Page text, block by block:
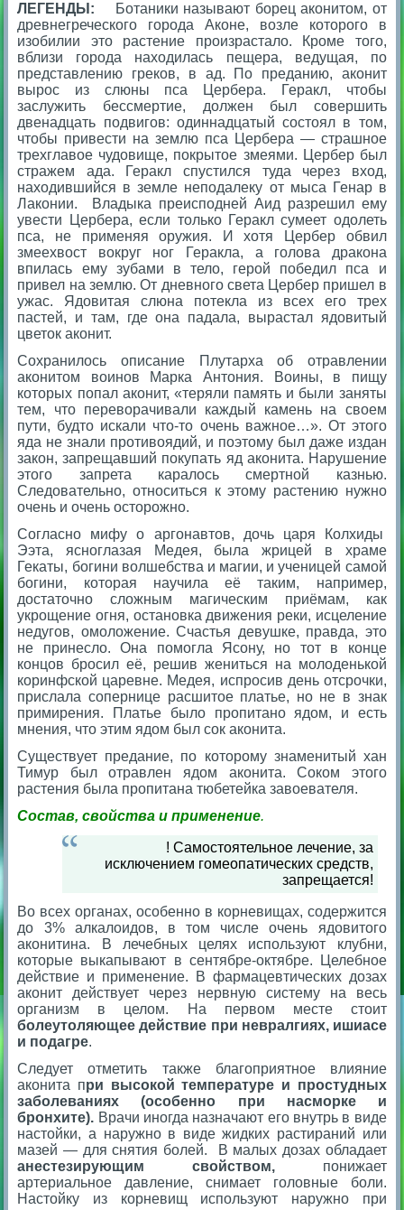
ЛЕГЕНДЫ:
Ботаники называют борец аконитом, от
древнегреческого города Аконе, возле которого в
изобилии это растение произрастало. Кроме того,
вблизи города находилась пещера, ведущая, по
представлению греков, в ад. По преданию, аконит
вырос из слюны пса Цербера. Геракл, чтобы
заслужить бессмертие, должен был совершить
двенадцать подвигов: одиннадцатый состоял в том,
чтобы привести на землю пса Цербера — страшное
трехглавое чудовище, покрытое змеями. Цербер был
стражем ада. Геракл спустился туда через вход,
находившийся в земле неподалеку от мыса Генар в
Лаконии. Владыка преисподней Аид разрешил ему
увести Цербера, если только Геракл сумеет одолеть
пса, не применяя оружия. И хотя Цербер обвил
змеехвост вокруг ног Геракла, а голова дракона
впилась ему зубами в тело, герой победил пса и
привел на землю. От дневного света Цербер пришел в
ужас. Ядовитая слюна потекла из всех его трех
пастей, и там, где она падала, вырастал ядовитый
цветок аконит.
Сохранилось описание Плутарха об отравлении
аконитом воинов Марка Антония. Воины, в пищу
которых попал аконит, «теряли память и были заняты
тем, что переворачивали каждый камень на своем
пути, будто искали что-то очень важное…». От этого
яда не знали противоядий, и поэтому был даже издан
закон, запрещавший покупать яд аконита. Нарушение
этого запрета каралось смертной казнью.
Следовательно, относиться к этому растению нужно
очень и очень осторожно.
Согласно мифу о аргонавтов, дочь царя Колхиды
Ээта, ясноглазая Медея, была жрицей в храме
Гекаты, богини волшебства и магии, и ученицей самой
богини, которая научила её таким, например,
достаточно сложным магическим приёмам, как
укрощение огня, остановка движения реки, исцеление
недугов, омоложение. Счастья девушке, правда, это
не принесло. Она помогла Ясону, но тот в конце
концов бросил её, решив жениться на молоденькой
коринфской царевне. Медея, испросив день отсрочки,
прислала сопернице расшитое платье, но не в знак
примирения. Платье было пропитано ядом, и есть
мнения, что этим ядом был сок аконита.
Существует предание, по которому знаменитый хан
Тимур был отравлен ядом аконита. Соком этого
растения была пропитана тюбетейка завоевателя.
Состав, свойства и применение.
! Самостоятельное лечение, за
исключением гомеопатических средств,
запрещается!
Во всех органах, особенно в корневищах, содержится
до 3% алкалоидов, в том числе очень ядовитого
аконитина. В лечебных целях используют клубни,
которые выкапывают в сентябре-октябре. Целебное
действие и применение. В фармацевтических дозах
аконит действует через нервную систему на весь
организм в целом. На первом месте стоит
болеутоляющее действие при невралгиях, ишиасе
и подагре.
Следует отметить также благоприятное влияние
аконита при высокой температуре и простудных
заболеваниях (особенно при насморке и
бронхите). Врачи иногда назначают его внутрь в виде
настойки, а наружно в виде жидких растираний или
мазей — для снятия болей. В малых дозах обладает
анестезирующим свойством, понижает
артериальное давление, снимает головные боли.
Настойку из корневищ используют наружно при